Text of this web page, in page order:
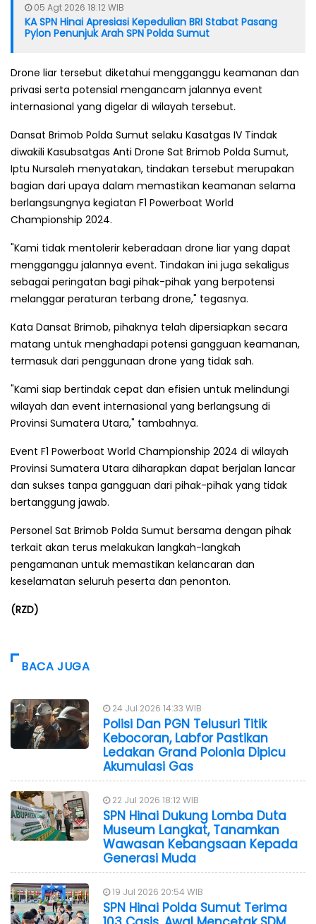
05 Agt 2026 18:12 WIB
KA SPN Hinai Apresiasi Kepedulian BRI Stabat Pasang
Pylon Penunjuk Arah SPN Polda Sumut
Drone liar tersebut diketahui mengganggu keamanan dan
privasi serta potensial mengancam jalannya event
internasional yang digelar di wilayah tersebut.
Dansat Brimob Polda Sumut selaku Kasatgas IV Tindak
diwakili Kasubsatgas Anti Drone Sat Brimob Polda Sumut,
Iptu Nursaleh menyatakan, tindakan tersebut merupakan
bagian dari upaya dalam memastikan keamanan selama
berlangsungnya kegiatan F1 Powerboat World
Championship 2024.
"Kami tidak mentolerir keberadaan drone liar yang dapat
mengganggu jalannya event. Tindakan ini juga sekaligus
sebagai peringatan bagi pihak-pihak yang berpotensi
melanggar peraturan terbang drone," tegasnya.
Kata Dansat Brimob, pihaknya telah dipersiapkan secara
matang untuk menghadapi potensi gangguan keamanan,
termasuk dari penggunaan drone yang tidak sah.
"Kami siap bertindak cepat dan efisien untuk melindungi
wilayah dan event internasional yang berlangsung di
Provinsi Sumatera Utara," tambahnya.
Event F1 Powerboat World Championship 2024 di wilayah
Provinsi Sumatera Utara diharapkan dapat berjalan lancar
dan sukses tanpa gangguan dari pihak-pihak yang tidak
bertanggung jawab.
Personel Sat Brimob Polda Sumut bersama dengan pihak
terkait akan terus melakukan langkah-langkah
pengamanan untuk memastikan kelancaran dan
keselamatan seluruh peserta dan penonton.
(RZD)
BACA JUGA
24 Jul 2026 14:33 WIB
Polisi Dan PGN Telusuri Titik
Kebocoran, Labfor Pastikan
Ledakan Grand Polonia Dipicu
Akumulasi Gas
22 Jul 2026 18:12 WIB
SPN Hinai Dukung Lomba Duta
Museum Langkat, Tanamkan
Wawasan Kebangsaan Kepada
Generasi Muda
19 Jul 2026 20:54 WIB
SPN Hinai Polda Sumut Terima